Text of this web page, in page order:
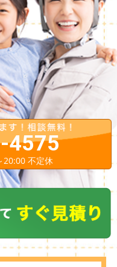
4575
20:00 不定休